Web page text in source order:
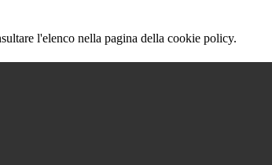
l'elenco nella pagina della cookie policy.